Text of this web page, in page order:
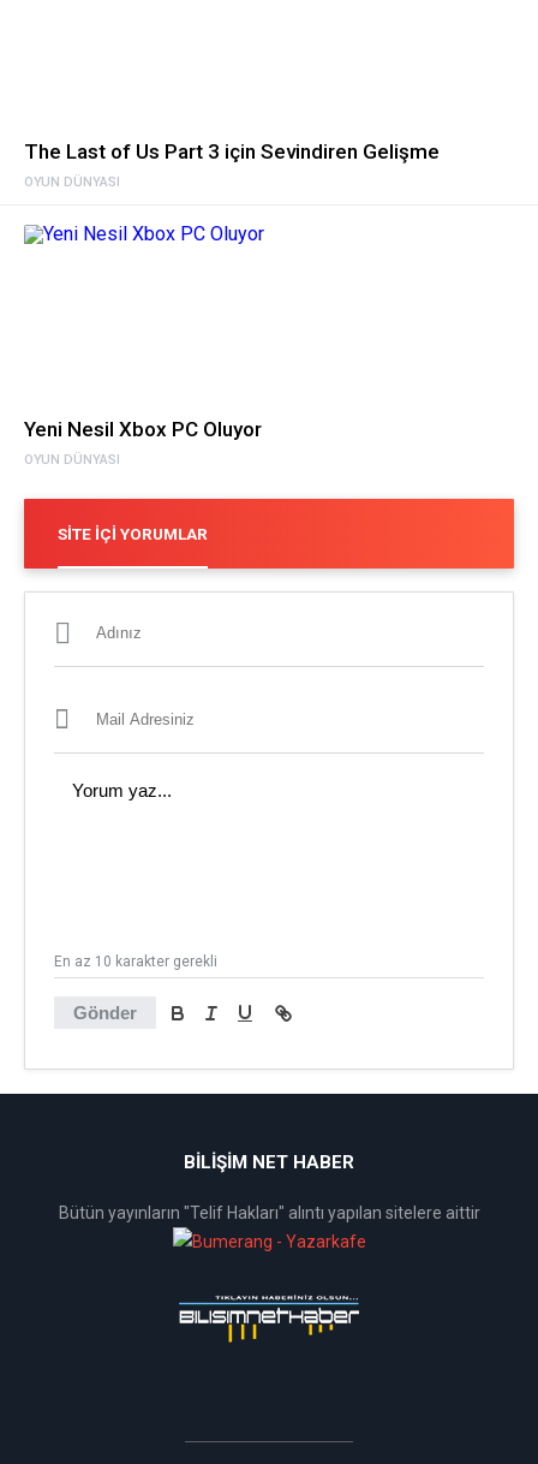
OYUN DÜNYASI
The Last of Us Part 3 için Sevindiren Gelişme
OYUN DÜNYASI
Yeni Nesil Xbox PC Oluyor
SITE İÇI YORUMLAR
Gönder
En az 10 karakter gerekli
BİLİŞİM NET HABER
Bütün yayınların "Telif Hakları" alıntı yapılan sitelere aittir